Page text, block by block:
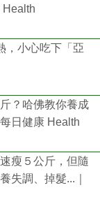
Health
，小心吃下「亞
？哈佛教你養成
日健康 Health
瘦５公斤，但隨
失調、掉髮...｜